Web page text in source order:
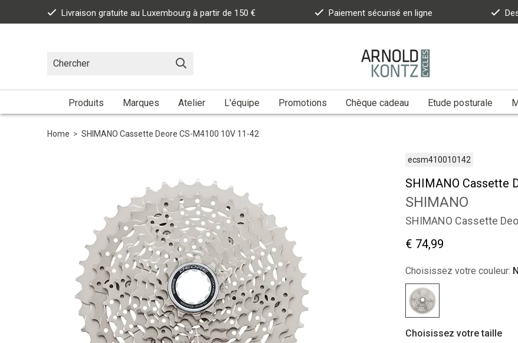
Livraison gratuite au Luxembourg à partir de 150 € Paiement sécurisé en ligne
Produits Marques Atelier L'équipe Promotions Chèque cadeau Etude posturale
Home > SHIMANO Cassette Deore CS-M4100 10V 11-42
ecsm410010142
SHIMANO Cassette
SHIMANO
SHIMANO Cassette
€ 74,99
Choisissez votre couleur:
Choisissez votre taille